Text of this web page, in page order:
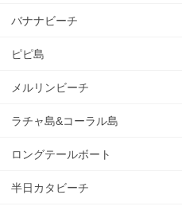
バナナビーチ
ピピ島
メルリンビーチ
ラチャ島&コーラル島
ロングテールボート
半日カタビーチ